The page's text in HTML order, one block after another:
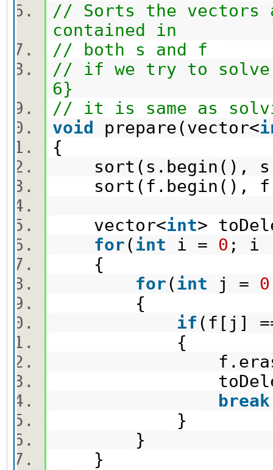
// Sorts the vectors
contained in
// both s and f
// if we try to
6}
// it is same as
void prepare(vector<
{
sort(s.begin(),
sort(f.begin(),
vector<int>
for( int i = 0 ; i
{
for( int j = 0
{
if (f[j]
{
break
}
}
}